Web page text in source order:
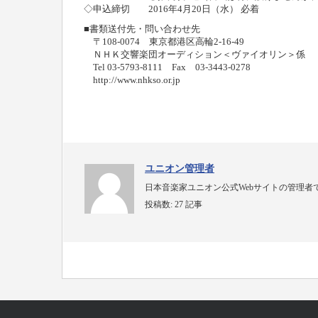
◇申込締切 2016年4月20日（水） 必着
■書類送付先・問い合わせ先
〒108-0074 東京都港区高輪2‐16‐49
ＮＨＫ交響楽団オーディション＜ヴァイオリン＞係
Tel 03‐5793‐8111 Fax 03‐3443‐0278
http://www.nhkso.or.jp
ユニオン管理者
日本音楽家ユニオン公式Webサイトの管理者
投稿数: 27 記事